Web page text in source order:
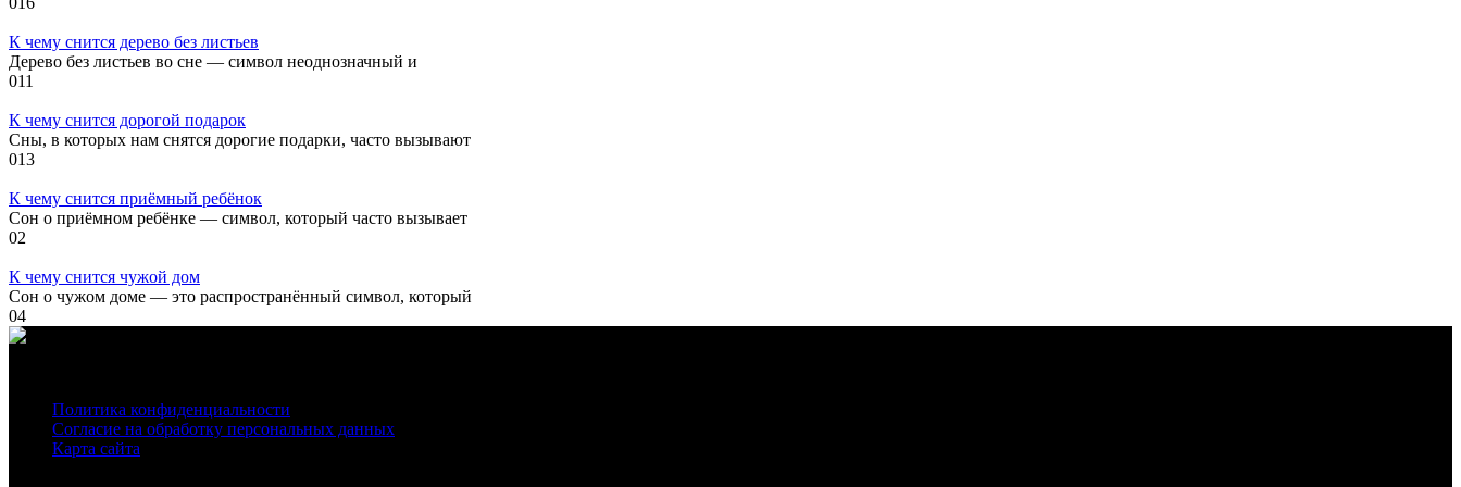
К чему снится дерево без листьев
Дерево без листьев во сне — символ неоднозначный и
011
К чему снится дорогой подарок
Сны, в которых нам снятся дорогие подарки, часто вызывают
013
К чему снится приёмный ребёнок
Сон о приёмном ребёнке — символ, который часто вызывает
02
К чему снится чужой дом
Сон о чужом доме — это распространённый символ, который
04
Политика конфиденциальности
Согласие на обработку персональных данных
Карта сайта